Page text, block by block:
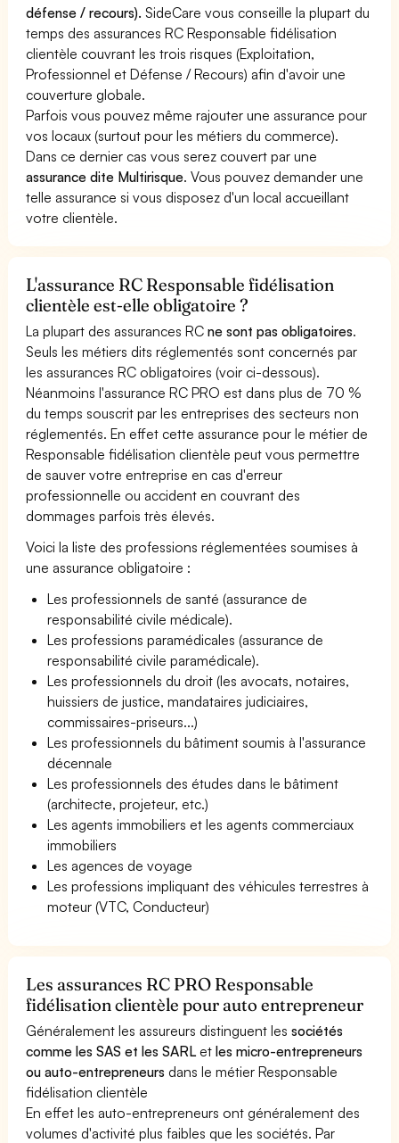
défense / recours). SideCare vous conseille la plupart du
temps des assurances RC Responsable fidélisation
clientèle couvrant les trois risques (Exploitation,
Professionnel et Défense / Recours) afin d'avoir une
couverture globale.
Parfois vous pouvez même rajouter une assurance pour
vos locaux (surtout pour les métiers du commerce).
Dans ce dernier cas vous serez couvert par une
assurance dite Multirisque. Vous pouvez demander une
telle assurance si vous disposez d'un local accueillant
votre clientèle.
L'assurance RC Responsable fidélisation
clientèle est-elle obligatoire ?
La plupart des assurances RCne sont pas obligatoires.
Seuls les métiers dits réglementés sont concernés par
les assurances RC obligatoires (voir ci-dessous).
Néanmoins l'assurance RC PRO est dans plus de 70 %
du temps souscrit par les entreprises des secteurs non
réglementés. En effet cette assurance pour le métier de
Responsable fidélisation clientèle peut vous permettre
de sauver votre entreprise en cas d'erreur
professionnelle ou accident en couvrant des
dommages parfois très élevés.
Voici la liste des professions réglementées soumises à
une assurance obligatoire :
Les professionnels de santé (assurance de
responsabilité civile médicale).
Les professions paramédicales (assurance de
responsabilité civile paramédicale).
Les professionnels du droit (les avocats, notaires,
huissiers de justice, mandataires judiciaires,
commissaires-priseurs...)
Les professionnels du bâtiment soumis à l'assurance
décennale
Les professionnels des études dans le bâtiment
(architecte, projeteur, etc.)
Les agents immobiliers et les agents commerciaux
immobiliers
Les agences de voyage
Les professions impliquant des véhicules terrestres à
moteur (VTC, Conducteur)
Les assurances RC PRO Responsable
fidélisation clientèle pour auto entrepreneur
Généralement les assureurs distinguent lessociétés
comme les SAS et les SARL etles micro-entrepreneurs
ou auto-entrepreneurs dans le métier Responsable
fidélisation clientèle
En effet les auto-entrepreneurs ont généralement des
volumes d'activité plus faibles que les sociétés. Par